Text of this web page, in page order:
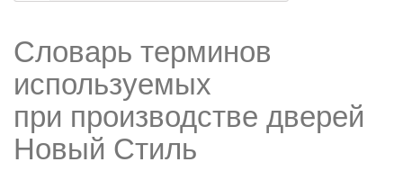
Словарь терминов
используемых
при производстве дверей
Новый Стиль